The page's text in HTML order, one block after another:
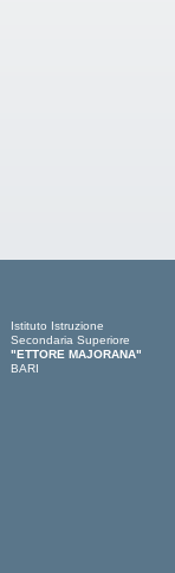
Istituto Istruzione
Secondaria Superiore
"ETTORE MAJORANA"
BARI